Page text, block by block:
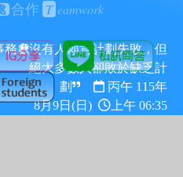
合作 T eamwork
務處沒有人願意計劃失敗，但
絕大多數人卻敗於缺乏計
劃
丙午 115年
8月9日(日)
上午 06:35